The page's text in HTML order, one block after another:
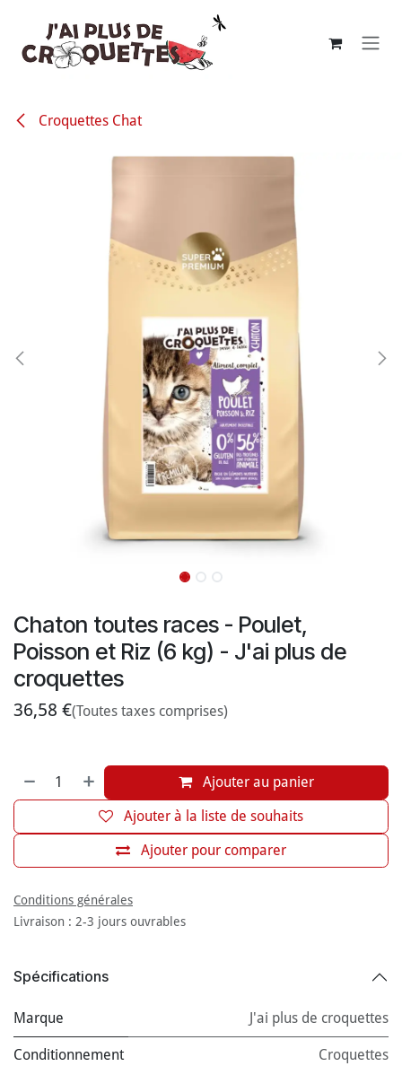
Croquettes Chat
Chaton toutes races - Poulet,
Poisson et Riz (6 kg) - J'ai plus de
croquettes
36,58 €(Toutes taxes comprises)
Ajouter au panier
Ajouter pour comparer
Ajouter à la liste de souhaits
Conditions générales
Livraison : 2-3 jours ouvrables
Spécifications
Marque J'ai plus de croquettes
Conditionnement
Croquettes